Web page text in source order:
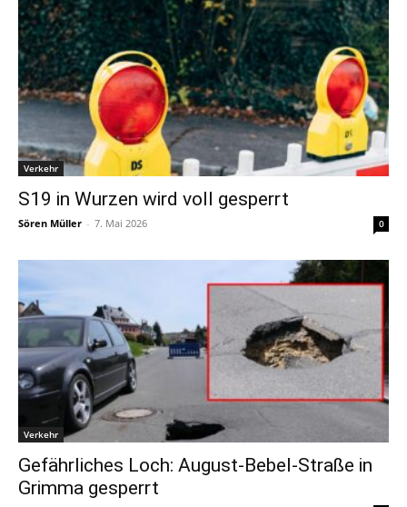
Verkehr
S19 in Wurzen wird voll gesperrt
Sören Müller - 7. Mai 2026 0
Verkehr
Gefährliches Loch: August-Bebel-Straße in
Grimma gesperrt